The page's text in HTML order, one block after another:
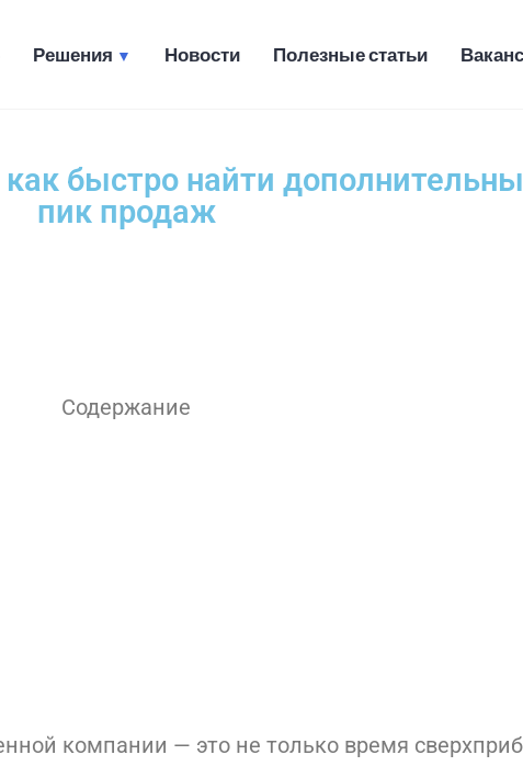
и транспортные услуги
Решения Новости Полезные статьи
быстро найти
пик продаж
Содержание
компании — это не только время